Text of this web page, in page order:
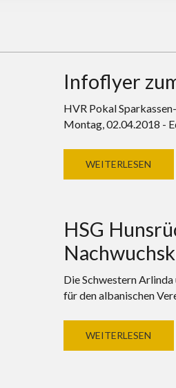
Infoflyer
HVR Pokal
Montag, 02.04.2018 -
WEITERLESEN
HSG
Die Schwestern
für den albanischen
WEITERLESEN